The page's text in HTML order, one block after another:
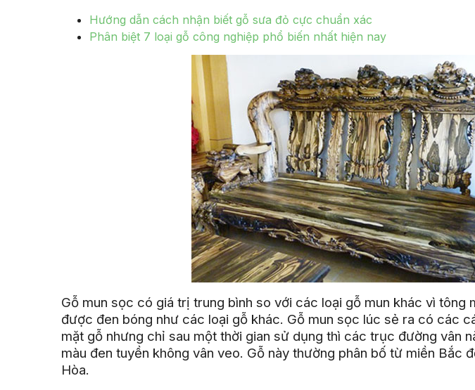
Hướng dẫn cách nhận biết gỗ sưa đỏ cực chuẩn xác
Phân biệt 7 loại gỗ công nghiệp phổ biến nhất hiện nay
Gỗ mun sọc có giá trị trung bình so với các loại gỗ mun khác vì tông
được đen bóng như các loại gỗ khác. Gỗ mun sọc lúc sẻ ra có các
mặt gỗ nhưng chỉ sau một thời gian sử dụng thì các trục đường vân
màu đen tuyền không vân veo. Gỗ này thường phân bố từ miền Bắc
Hòa.